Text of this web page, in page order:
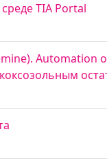
TIA Portal